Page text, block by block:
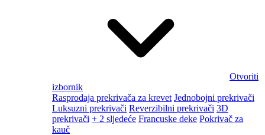
Otvoriti
izbornik
Rasprodaja prekrivača za krevet Jednobojni prekrivači
Luksuzni prekrivači Reverzibilni prekrivači 3D
prekrivači + 2 sljedeće Francuske deke Pokrivač za
kauč